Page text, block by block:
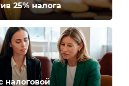
25% налога
налоговой